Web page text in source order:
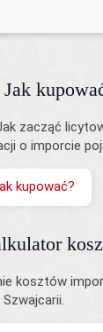
Jak
zacząć
o imporcie
kupować?
kosztów
Szwajcarii.